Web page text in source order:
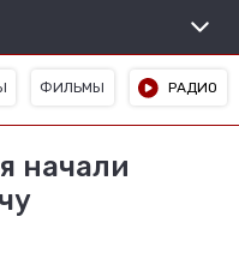
ФИЛЬМЫ РАДИО
начали